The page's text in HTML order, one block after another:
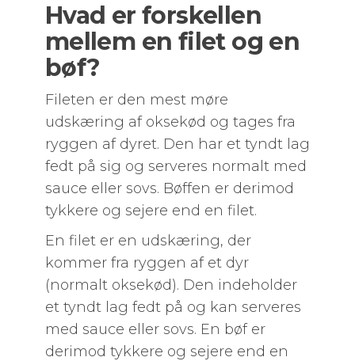
Hvad er forskellen
mellem en filet og en
bøf?
Fileten er den mest møre
udskæring af oksekød og tages fra
ryggen af dyret. Den har et tyndt lag
fedt på sig og serveres normalt med
sauce eller sovs. Bøffen er derimod
tykkere og sejere end en filet.
En filet er en udskæring, der
kommer fra ryggen af et dyr
(normalt oksekød). Den indeholder
et tyndt lag fedt på og kan serveres
med sauce eller sovs. En bøf er
derimod tykkere og sejere end en